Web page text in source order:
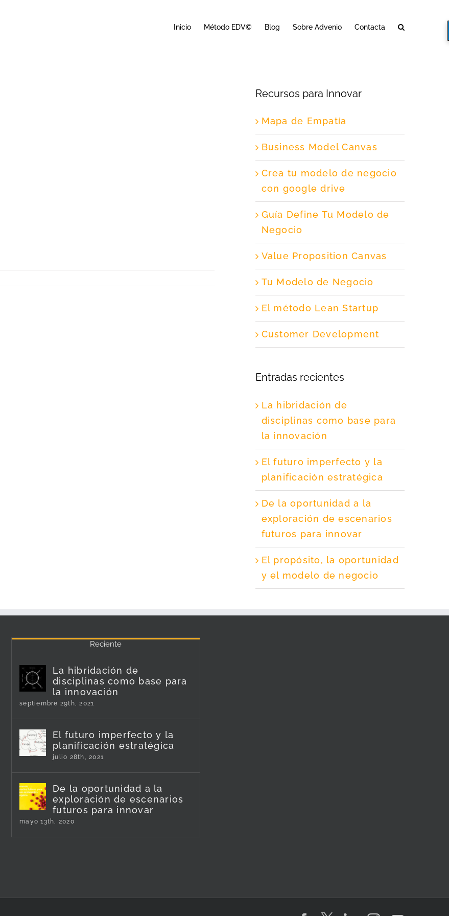
Inicio Método EDV© Blog Sobre Advenio Contacta
Recursos para Innovar
Mapa de Empatía
Business Model Canvas
Crea tu modelo de negocio
con google drive
Guía Define Tu Modelo de
Negocio
Value Proposition Canvas
Tu Modelo de Negocio
El método Lean Startup
Customer Development
Entradas recientes
La hibridación de
disciplinas como base para
la innovación
El futuro imperfecto y la
planificación estratégica
De la oportunidad a la
exploración de escenarios
futuros para innovar
El propósito, la oportunidad
y el modelo de negocio
Reciente
La hibridación de
disciplinas como base para
la innovación
septiembre 29th, 2021
El futuro imperfecto y la
planificación estratégica
julio 28th, 2021
De la oportunidad a la
exploración de escenarios
futuros para innovar
mayo 13th, 2020